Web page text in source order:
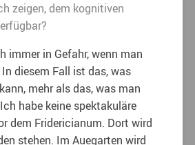
zeigen, dem kognitiven
immer in Gefahr, wenn man
diesem Fall ist das, was
mehr als das, was man
habe keine spektakuläre
dem Fridericianum. Dort wird
stehen. Im Auegarten wird